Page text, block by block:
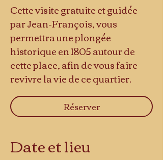
Cette visite gratuite et guidée
par Jean-François, vous
permettra une plongée
historique en 1805 autour de
cette place, afin de vous faire
revivre la vie de ce quartier.
Réserver
Date et lieu